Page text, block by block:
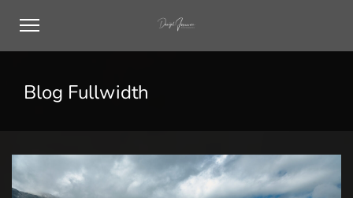
Blog Fullwidth